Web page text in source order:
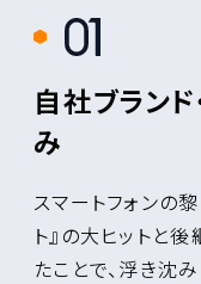
1
自社ブラン
み
スマートフォンの
ト』の大ヒットと
たことで、浮き沈